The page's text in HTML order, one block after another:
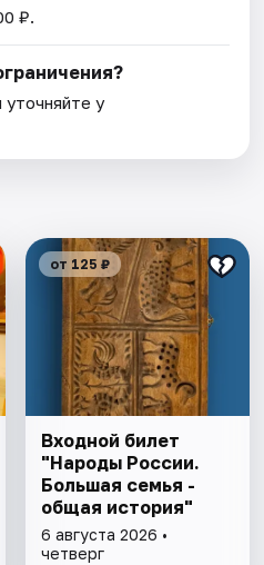
₽.
уточняйте у
от 125 ₽
Входной билет
"Народы России.
Большая семья -
общая история"
6 августа 2026 •
четверг